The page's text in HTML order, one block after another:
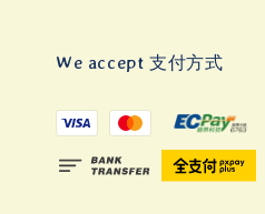
We accept 支付方式